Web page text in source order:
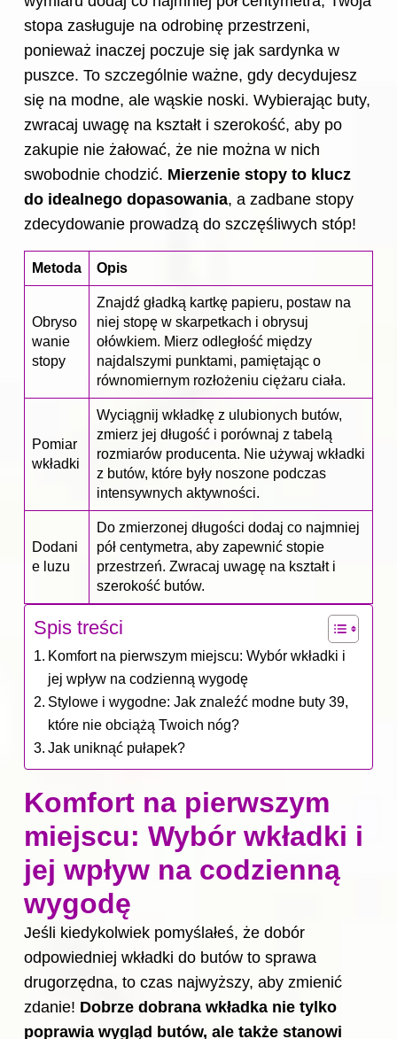
stopa zasługuje na odrobinę przestrzeni,
ponieważ inaczej poczuje się jak sardynka w
puszce. To szczególnie ważne, gdy decydujesz
się na modne, ale wąskie noski. Wybierając buty,
zwracaj uwagę na kształt i szerokość, aby po
zakupie nie żałować, że nie można w nich
swobodnie chodzić. Mierzenie stopy to klucz
do idealnego dopasowania, a zadbane stopy
zdecydowanie prowadzą do szczęśliwych stóp!
Metoda Opis
Obryso
wanie
stopy
Znajdź gładką kartkę papieru, postaw na
niej stopę w skarpetkach i obrysuj
ołówkiem. Mierz odległość między
najdalszymi punktami, pamiętając o
równomiernym rozłożeniu ciężaru ciała.
Pomiar
wkładki
Wyciągnij wkładkę z ulubionych butów,
zmierz jej długość i porównaj z tabelą
rozmiarów producenta. Nie używaj wkładki
z butów, które były noszone podczas
intensywnych aktywności.
Dodani
e luzu
Do zmierzonej długości dodaj co najmniej
pół centymetra, aby zapewnić stopie
przestrzeń. Zwracaj uwagę na kształt i
szerokość butów.
Spis treści
Komfort na pierwszym miejscu: Wybór wkładki i
jej wpływ na codzienną wygodę
Stylowe i wygodne: Jak znaleźć modne buty 39,
które nie obciążą Twoich nóg?
Jak uniknąć pułapek?
Komfort na pierwszym
miejscu: Wybór wkładki i
jej wpływ na codzienną
wygodę
Jeśli kiedykolwiek pomyślałeś, że dobór
odpowiedniej wkładki do butów to sprawa
drugorzędna, to czas najwyższy, aby zmienić
zdanie! Dobrze dobrana wkładka nie tylko
poprawia wygląd butów, ale także stanowi